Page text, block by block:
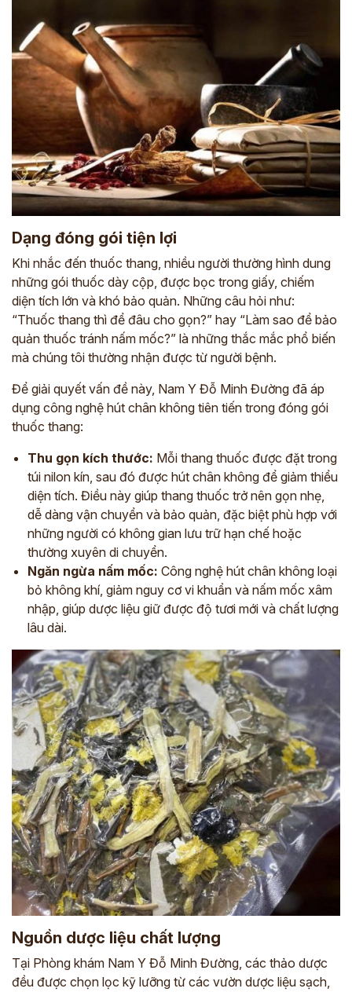
Dạng đóng gói tiện lợi
Khi nhắc đến thuốc thang, nhiều người thường hình dung
những gói thuốc dày cộp, được bọc trong giấy, chiếm
diện tích lớn và khó bảo quản. Những câu hỏi như:
“Thuốc thang thì để đâu cho gọn?” hay “Làm sao để bảo
quản thuốc tránh nấm mốc?” là những thắc mắc phổ biến
mà chúng tôi thường nhận được từ người bệnh.
Để giải quyết vấn đề này, Nam Y Đỗ Minh Đường đã áp
dụng công nghệ hút chân không tiên tiến trong đóng gói
thuốc thang:
Thu gọn kích thước: Mỗi thang thuốc được đặt trong
túi nilon kín, sau đó được hút chân không để giảm thiểu
diện tích. Điều này giúp thang thuốc trở nên gọn nhẹ,
dễ dàng vận chuyển và bảo quản, đặc biệt phù hợp với
những người có không gian lưu trữ hạn chế hoặc
thường xuyên di chuyển.
Ngăn ngừa nấm mốc: Công nghệ hút chân không loại
bỏ không khí, giảm nguy cơ vi khuẩn và nấm mốc xâm
nhập, giúp dược liệu giữ được độ tươi mới và chất lượng
lâu dài.
Nguồn dược liệu chất lượng
Tại Phòng khám Nam Y Đỗ Minh Đường, các thảo dược
đều được chọn lọc kỹ lưỡng từ các vườn dược liệu sạch,